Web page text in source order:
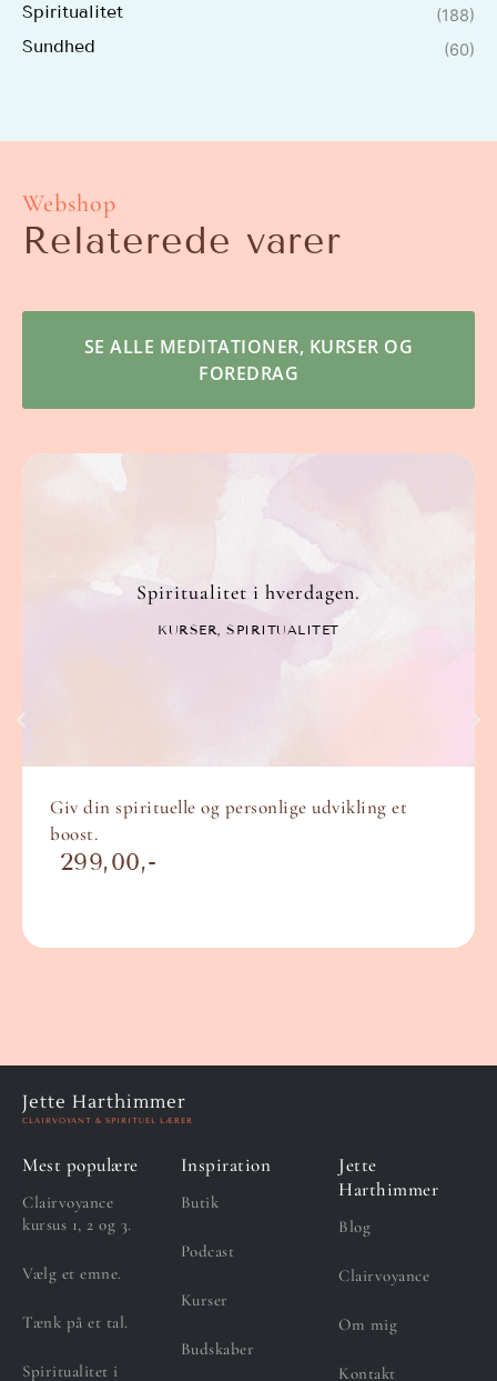
Spiritualitet (188)
Sundhed (60)
Webshop
Relaterede varer
SE ALLE MEDITATIONER, KURSER OG
FOREDRAG
Spiritualitet i hverdagen.
KURSER ,SPIRITUALITET
Giv din spirituelle og personlige udvikling et
boost.
299,00
Jette Harthimmer
CLAIRVOYANT & SPIRITUEL LÆRER
Mest populære
Clairvoyance
kursus 1, 2 og 3.
Vælg et emne.
Tænk på et tal.
Spiritualitet i
Inspiration
Butik
Podcast
Kurser
Budskaber
Jette
Harthimmer
Blog
Clairvoyance
Om mig
Kontakt